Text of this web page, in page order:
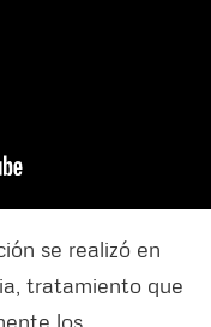
se realizó en
tratamiento que
los